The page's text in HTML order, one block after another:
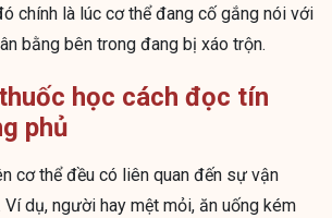
chính là lúc cơ thể đang cố gắng nói với
bằng bên trong đang bị xáo trộn.
học cách đọc tín
phủ
cơ thể đều có liên quan đến sự vận
Ví dụ, người hay mệt mỏi, ăn uống kém